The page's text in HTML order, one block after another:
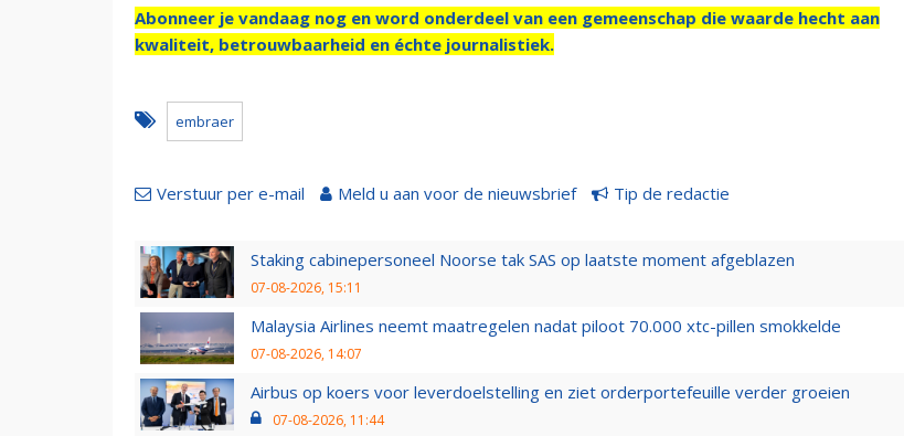
Abonneer je vandaag nog en word onderdeel van een gemeenschap die waarde hecht aan
kwaliteit, betrouwbaarheid en échte journalistiek.
embraer
Verstuur per e-mail Meld u aan voor de nieuwsbrief Tip de redactie
Staking cabinepersoneel Noorse tak SAS op laatste moment afgeblazen
07-08-2026, 15:11
Malaysia Airlines neemt maatregelen nadat piloot 70.000 xtc-pillen smokkelde
07-08-2026, 14:07
Airbus op koers voor leverdoelstelling en ziet orderportefeuille verder groeien
07-08-2026, 11:44